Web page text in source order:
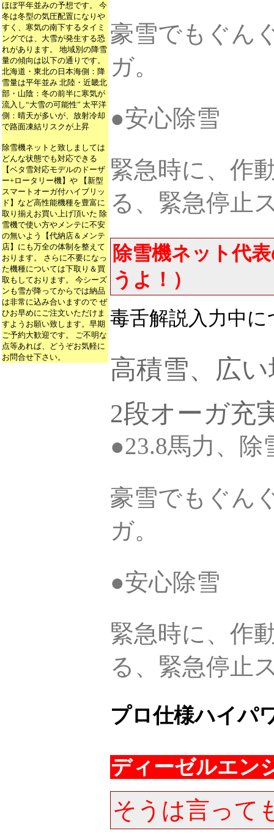
ほぼ平年並みの予想です。 今
冬は冬型の気圧配置になりや
すく、寒気の南下するタイミ
ングでは、大雪が発生する恐
れがあります。 地域別の降雪
量の傾向は以下の通りです。
北海道・東北の日本海側：降
雪量は平年並み 北陸・近畿北
部・山陰：冬の前半に寒気が
流入し“大雪の可能性” 太平洋
側：晴天が多いが、放射冷却
で路面凍結リスクが上昇
除雪機ネットと致しましては
どんな状態でも対応できる
【ベタ雪対応モデルのドーザ
ー+ロータリー機】や 【新型
スマートオーガ付ハイブリッ
ド】など高性能機種を豊富に
取り揃えお買い上げ頂いた 除
雪機で使い方やメンテに不安
の無いよう【代納店＆メンテ
店】にも万全の体制を整えて
おります。 さらに不要になっ
た機種については下取り＆買
取もしております。 今シーズ
ンも雪が降ってからでは納品
は非常に込み合いますので ぜ
ひお早めにご注文いただけま
すようお願い致します。早期
ご予約大歓迎です。 ご不明な
点等あれば、どうぞお気軽に
お問合せ下さい。
豪雪でもぐん
ガ。
●安心除雪
緊急時に、作
る、緊急停止
除雪機ネット代
うよ！）
毒舌解説入力中
高積雪、広
2段オーガ充
●23.8馬力、除
豪雪でもぐん
ガ。
●安心除雪
緊急時に、作
る、緊急停止
プロ仕様ハイパ
ディーゼルエン
そうは言って